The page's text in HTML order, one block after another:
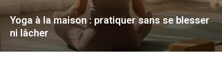
Yoga à la maison : pratiquer sans se blesser
ni lâcher